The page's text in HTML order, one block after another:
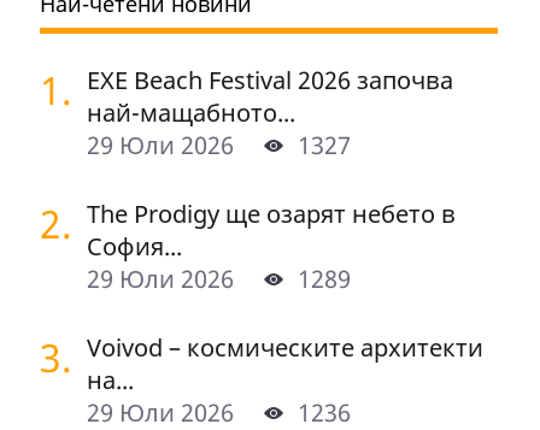
1. EXE Beach Festival 2026 започва
най-мащабното...
29 Юли 2026
1327
2. The Prodigy ще озарят небето в
София...
29 Юли 2026
1289
3. Voivod – космическите архитекти
на...
29 Юли 2026
1236